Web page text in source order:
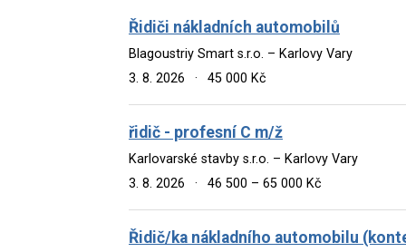
Řidiči nákladních automobilů
Blagoustriy Smart s.r.o. – Karlovy Vary
3. 8. 2026
· 45 000 Kč
řidič - profesní C m/ž
Karlovarské stavby s.r.o. – Karlovy Vary
3. 8. 2026
· 46 500 – 65 000 Kč
Řidič/ka nákladního automobilu